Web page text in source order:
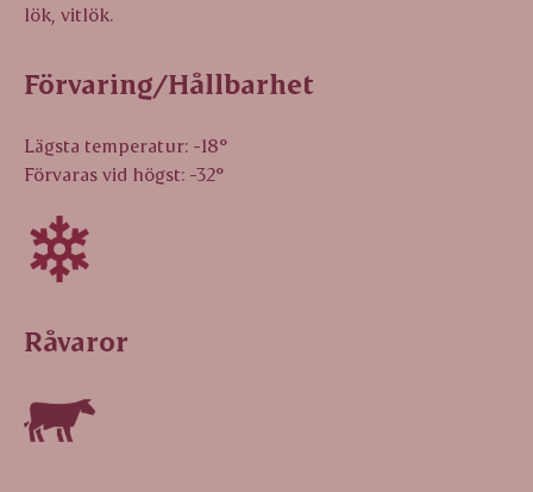
lök, vitlök.
Förvaring/Hållbarhet
Lägsta temperatur: -18°
Förvaras vid högst: -32°
Råvaror